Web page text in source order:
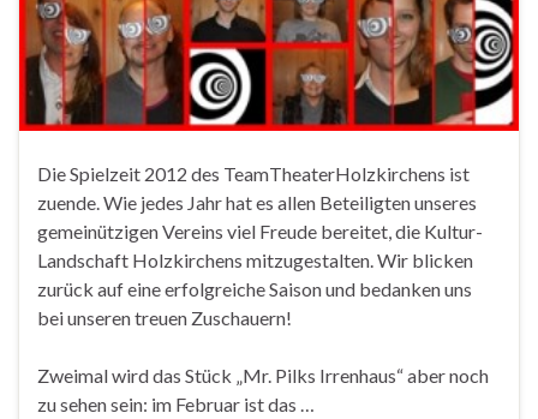
Die Spielzeit 2012 des TeamTheaterHolzkirchens ist
zuende. Wie jedes Jahr hat es allen Beteiligten unseres
gemeinützigen Vereins viel Freude bereitet, die Kultur-
Landschaft Holzkirchens mitzugestalten. Wir blicken
zurück auf eine erfolgreiche Saison und bedanken uns
bei unseren treuen Zuschauern!
Zweimal wird das Stück „Mr. Pilks Irrenhaus“ aber noch
zu sehen sein: im Februar ist das …